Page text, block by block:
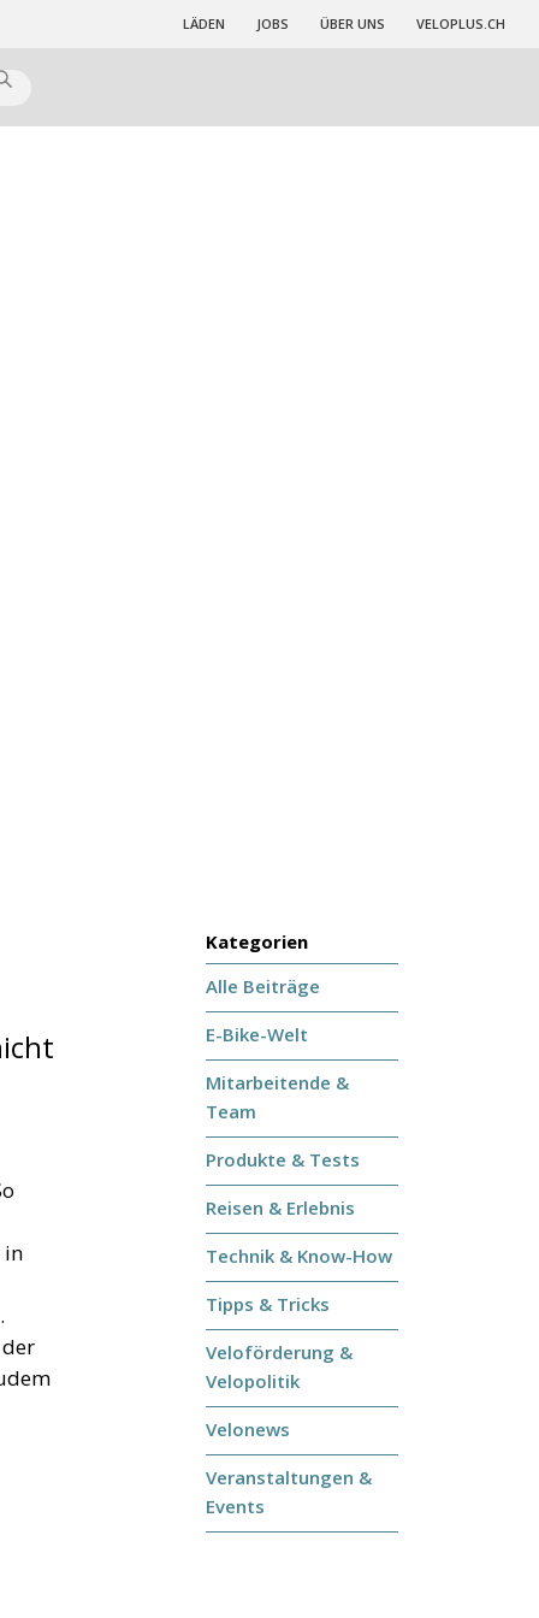
LÄDEN JOBS ÜBER UNS VELOPLUS.CH
in
Kategorien
Alle Beiträge
E-Bike-Welt
Mitarbeitende &
Team
Produkte & Tests
Reisen & Erlebnis
Technik & Know-How
Tipps & Tricks
Veloförderung &
Velopolitik
Velonews
Veranstaltungen &
Events